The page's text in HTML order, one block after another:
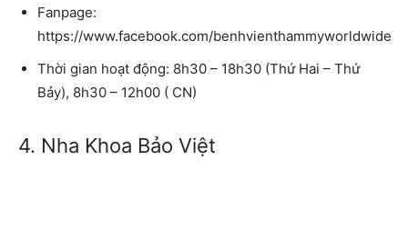
Fanpage:
https://www.facebook.com/benhvienthammyworldwide
Thời gian hoạt động: 8h30 – 18h30 (Thứ Hai – Thứ
Bảy), 8h30 – 12h00 ( CN)
4. Nha Khoa Bảo Việt